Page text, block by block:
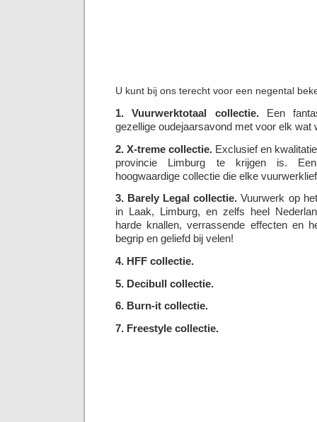
U kunt bij ons terecht voor een negental
1. Vuurwerktotaal collectie.Een
gezellige oudejaarsavond met voor elk wat
2. X-treme collectie. Exclusief en
provincie Limburg te krijgen is.
hoogwaardige collectie die elke
3. Barely Legal collectie. Vuurwerk op
in Laak, Limburg, en zelfs heel
harde knallen, verrassende effecten en
begrip en geliefd bij velen!
4. HFF collectie.
5. Decibull collectie.
6. Burn-it collectie.
7. Freestyle collectie.